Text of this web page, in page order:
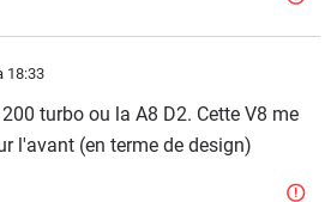
18:33
turbo ou la A8 D2. Cette V8 me
l'avant (en terme de design)